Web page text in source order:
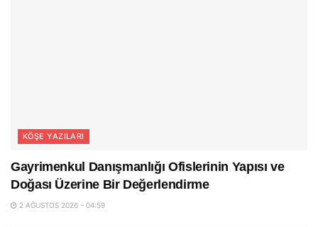
KÖŞE YAZILARI
Gayrimenkul Danışmanlığı Ofislerinin Yapısı ve
Doğası Üzerine Bir Değerlendirme
2 AĞUSTOS 2026 - 04:59